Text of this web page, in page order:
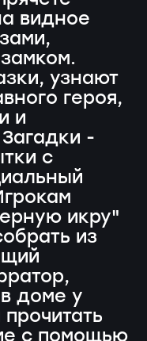
видное
узнают
героя,
и
-
с
икру"
из
доме у